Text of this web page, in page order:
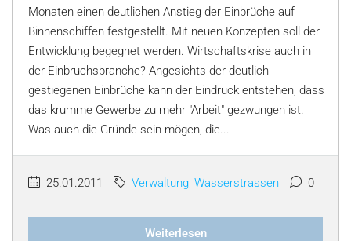
Monaten einen deutlichen Anstieg der Einbrüche auf
Binnenschiffen festgestellt. Mit neuen Konzepten soll der
Entwicklung begegnet werden. Wirtschaftskrise auch in
der Einbruchsbranche? Angesichts der deutlich
gestiegenen Einbrüche kann der Eindruck entstehen, dass
das krumme Gewerbe zu mehr "Arbeit" gezwungen ist.
Was auch die Gründe sein mögen, die...
25.01.2011 Verwaltung, Wasserstrassen 0
Weiterlesen